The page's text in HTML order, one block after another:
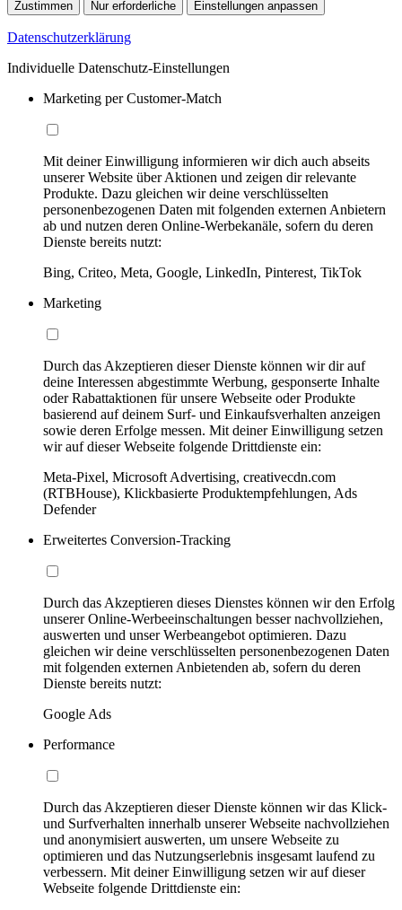
Zustimmen Nur erforderliche Einstellungen anpassen
Datenschutzerklärung
Individuelle Datenschutz-Einstellungen
Marketing per Customer-Match
Mit deiner Einwilligung informieren wir dich auch abseits
unserer Website über Aktionen und zeigen dir relevante
Produkte. Dazu gleichen wir deine verschlüsselten
personenbezogenen Daten mit folgenden externen Anbietern
ab und nutzen deren Online-Werbekanäle, sofern du deren
Dienste bereits nutzt:
Bing, Criteo, Meta, Google, LinkedIn, Pinterest, TikTok
Marketing
Durch das Akzeptieren dieser Dienste können wir dir auf
deine Interessen abgestimmte Werbung, gesponserte Inhalte
oder Rabattaktionen für unsere Webseite oder Produkte
basierend auf deinem Surf- und Einkaufsverhalten anzeigen
sowie deren Erfolge messen. Mit deiner Einwilligung setzen
wir auf dieser Webseite folgende Drittdienste ein:
Meta-Pixel, Microsoft Advertising, creativecdn.com
(RTBHouse), Klickbasierte Produktempfehlungen, Ads
Defender
Erweitertes Conversion-Tracking
Durch das Akzeptieren dieses Dienstes können wir den Erfolg
unserer Online-Werbeeinschaltungen besser nachvollziehen,
auswerten und unser Werbeangebot optimieren. Dazu
gleichen wir deine verschlüsselten personenbezogenen Daten
mit folgenden externen Anbietenden ab, sofern du deren
Dienste bereits nutzt:
Google Ads
Performance
Durch das Akzeptieren dieser Dienste können wir das Klick-
und Surfverhalten innerhalb unserer Webseite nachvollziehen
und anonymisiert auswerten, um unsere Webseite zu
optimieren und das Nutzungserlebnis insgesamt laufend zu
verbessern. Mit deiner Einwilligung setzen wir auf dieser
Webseite folgende Drittdienste ein: